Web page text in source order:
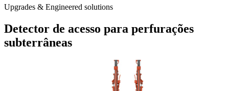
Upgrades & Engineered solutions
Detector de acesso para perfurações
subterrâneas